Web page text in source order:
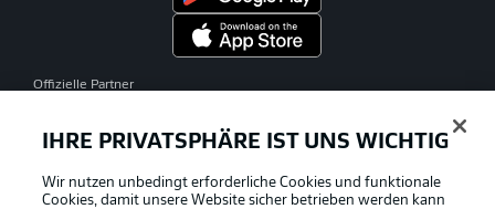
Offizielle Partner
IHRE PRIVATSPHÄRE IST UNS WICHTIG
Wir nutzen unbedingt erforderliche Cookies und funktionale
Cookies, damit unsere Website sicher betrieben werden kann